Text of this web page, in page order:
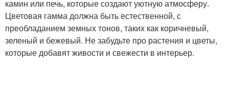
камин или печь, которые создают уютную атмосферу.
Цветовая гамма должна быть естественной, с
преобладанием земных тонов, таких как коричневый,
зеленый и бежевый. Не забудьте про растения и цветы,
которые добавят живости и свежести в интерьер.